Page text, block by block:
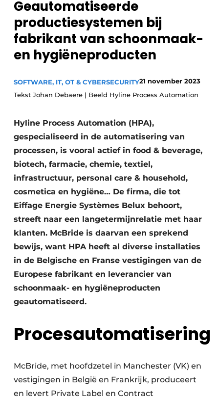
Privacy / Cookie statement
Vacature aanmelden
Vacatures
Video’s
Geautomatiseerde
productiesystemen bij
fabrikant van schoonmaak-
en hygiëneproducten
SOFTWARE, IT, OT & CYBERSECURITY21 november 2023
Tekst Johan Debaere | Beeld Hyline Process Automation
Hyline Process Automation (HPA),
gespecialiseerd in de automatisering van
processen, is vooral actief in food & beverage,
biotech, farmacie, chemie, textiel,
infrastructuur, personal care & household,
cosmetica en hygiëne… De firma, die tot
Eiffage Energie Systèmes Belux behoort,
streeft naar een langetermijnrelatie met haar
klanten. McBride is daarvan een sprekend
bewijs, want HPA heeft al diverse installaties
in de Belgische en Franse vestigingen van de
Europese fabrikant en leverancier van
schoonmaak- en hygiëneproducten
geautomatiseerd.
Procesautomatisering
McBride, met hoofdzetel in Manchester (VK) en
vestigingen in België en Frankrijk, produceert
en levert Private Label en Contract